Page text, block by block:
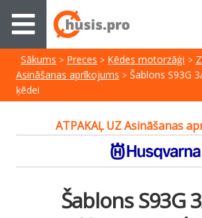
Sākums Preces Ķēdes motorzāģi
Asināšanas aprīkojums
Šablons S93G
ķēdei
ATPAKAĻ UZ Asināšanas
Šablons S93G